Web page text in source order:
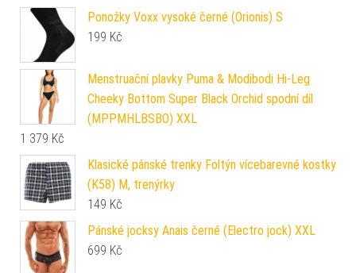
Ponožky Voxx vysoké černé (Orionis) S
199 Kč
Menstruační plavky Puma & Modibodi Hi-Leg
Cheeky Bottom Super Black Orchid spodní díl
(MPPMHLBSBO) XXL
1 379 Kč
Klasické pánské trenky Foltýn vícebarevné kostky
(K58) M, trenýrky
149 Kč
Pánské jocksy Anais černé (Electro jock) XXL
699 Kč